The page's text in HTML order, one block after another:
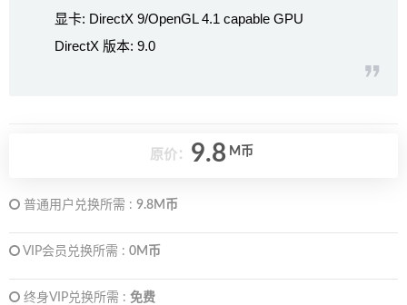
显卡: DirectX 9/OpenGL 4.1 capable GPU
DirectX 版本: 9.0
原价： 9.8 M币
普通用户兑换所需 : 9.8M币
VIP会员兑换所需 : 0M币
终身VIP兑换所需 : 免费